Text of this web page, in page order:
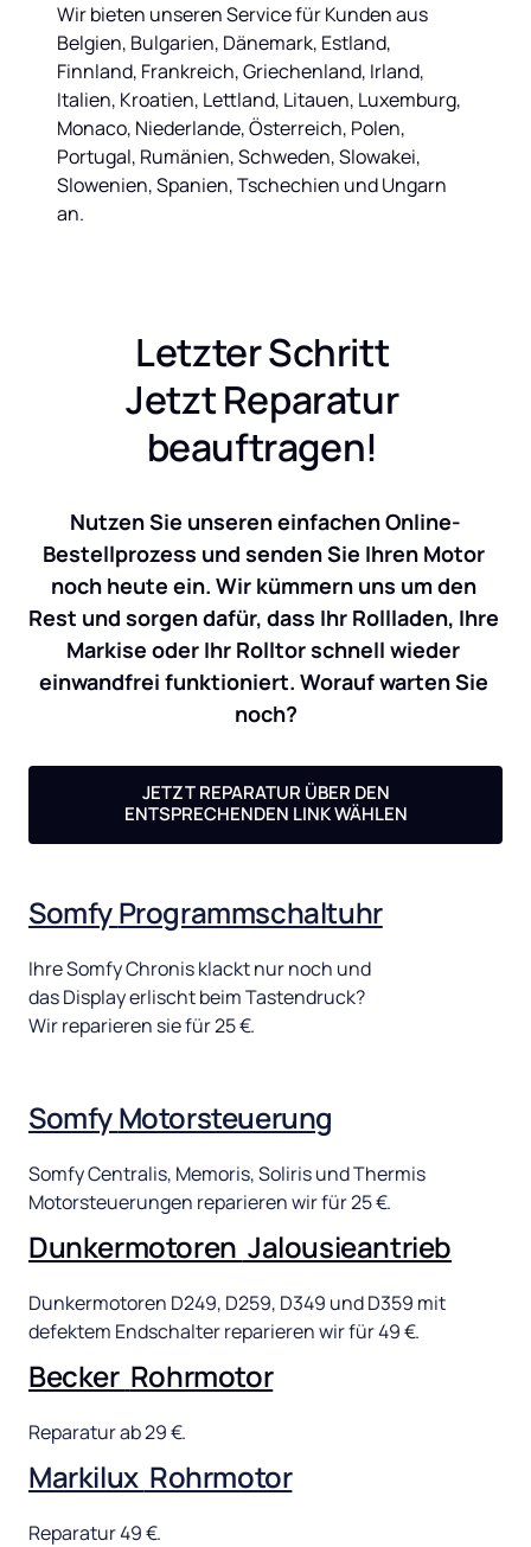
Wir bieten unseren Service für Kunden aus
Belgien, Bulgarien, Dänemark, Estland,
Finnland, Frankreich, Griechenland, Irland,
Italien, Kroatien, Lettland, Litauen, Luxemburg,
Monaco, Niederlande, Österreich, Polen,
Portugal, Rumänien, Schweden, Slowakei,
Slowenien, Spanien, Tschechien und Ungarn
an.
Letzter Schritt
Jetzt Reparatur
beauftragen!
Nutzen Sie unseren einfachen Online-
Bestellprozess und senden Sie Ihren Motor
noch heute ein. Wir kümmern uns um den
Rest und sorgen dafür, dass Ihr Rollladen, Ihre
Markise oder Ihr Rolltor schnell wieder
einwandfrei funktioniert. Worauf warten Sie
noch?
JETZT REPARATUR ÜBER DEN
ENTSPRECHENDEN LINK WÄHLEN
Somfy Programmschaltuhr
Ihre Somfy Chronis klackt nur noch und
das Display erlischt beim Tastendruck?
Wir reparieren sie für 25 €.
Somfy Motorsteuerung
Somfy Centralis, Memoris, Soliris und
Motorsteuerungen reparieren wir für 25 €.
Dunkermotoren Jalousieantrieb
Dunkermotoren D249, D259, D349 und D359
defektem Endschalter reparieren wir für 49 €.
Becker Rohrmotor
Reparatur ab 29 €.
Markilux Rohrmotor
Reparatur 49 €.